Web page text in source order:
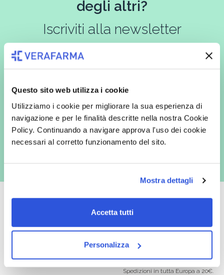
Questo sito web utilizza i cookie
Utilizziamo i cookie per migliorare la sua esperienza di
navigazione e per le finalità descritte nella nostra Cookie
Policy. Continuando a navigare approva l'uso dei cookie
necessari al corretto funzionamento del sito.
Mostra dettagli
Accetta tutti
Personalizza
degli altri?
Iscriviti alla newsletter
redatta ai sensi del Regolamento EU 2016/679, acconsento
espressamente al trattamento dei miei dati personali per finalità
commerciali da parte di Verafarma, tra cui invio di comunicazioni
marketing (con modalità telematiche - quali ad es. newsletter ed e-mail
con inviti e comunicazioni commerciali - e modalità tradizionali, quali ad
es. posta cartacea)
Oltre 50.000 prodotti Spedizione gratuita
Spedizioni in tutta Europa a 20€.